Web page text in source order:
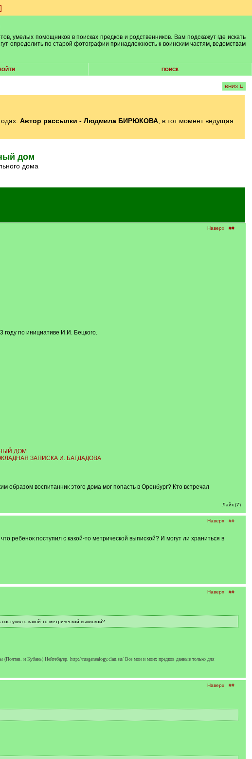
умелых помощников в поисках предков и родственников. Вам подскажут где искать
определить по старой фотографии принадлежность к воинским частям, ведомствам
ПОИСК
ВНИЗ ⇊
Автор рассылки - Людмила БИРЮКОВА, в тот момент ведущая
дом
дома
Наверх ##
году по инициативе И.И. Бецкого.
ДОМ
ЗАПИСКА И. БАГДАДОВА
образом воспитанник этого дома мог попасть в Оренбург? Кто встречал
Лайк (7)
Наверх ##
ребенок поступил с какой-то метрической выпиской? И могут ли храниться в
Наверх ##
с какой-то метрической выпиской?
и Кубань) Нейгебауер. http://rusgenealogy.clan.su/ Все мои и моих предков данные только для
Наверх ##